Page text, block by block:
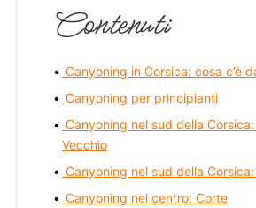
Contenuti
Canyoning in Corsica: cosa c’è
Canyoning per principianti
Canyoning nel sud della
Vecchio
Canyoning nel sud della
Canyoning nel centro: Corte